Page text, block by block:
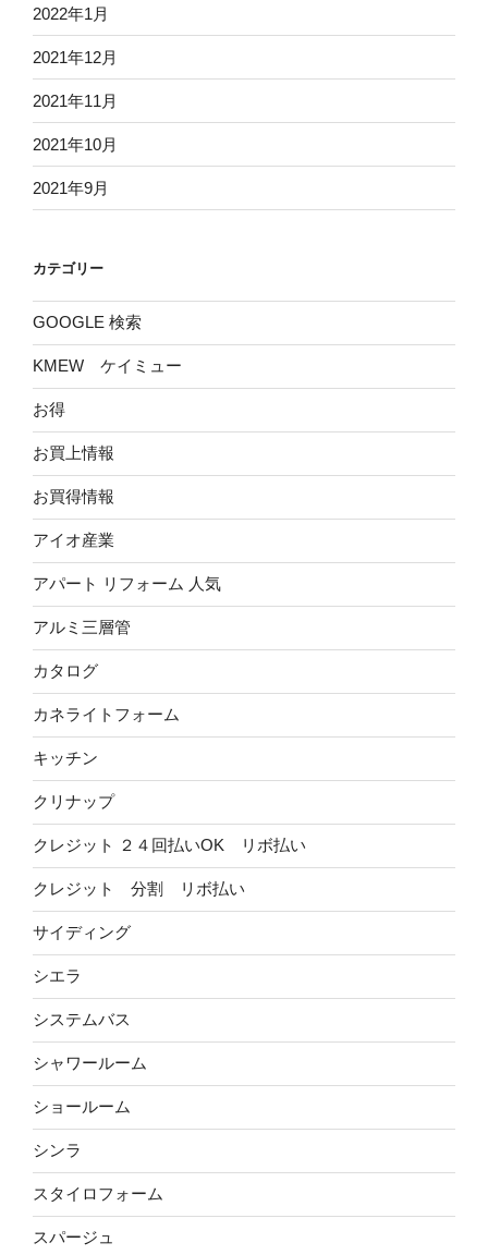
2022年1月
2021年12月
2021年11月
2021年10月
2021年9月
カテゴリー
GOOGLE 検索
KMEW ケイミュー
お得
お買上情報
お買得情報
アイオ産業
アパート リフォーム 人気
アルミ三層管
カタログ
カネライトフォーム
キッチン
クリナップ
クレジット ２４回払いOK リボ払い
クレジット 分割 リボ払い
サイディング
シエラ
システムバス
シャワールーム
ショールーム
シンラ
スタイロフォーム
スパージュ